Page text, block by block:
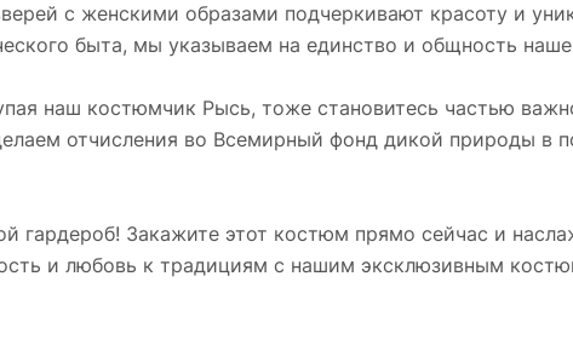
с женскими образами подчеркивают красоту и
быта, мы указываем на единство и общность
наш костюмчик Рысь, тоже становитесь частью
отчисления во Всемирный фонд дикой природы в
гардероб! Закажите этот костюм прямо сейчас и
и любовь к традициям с нашим эксклюзивным